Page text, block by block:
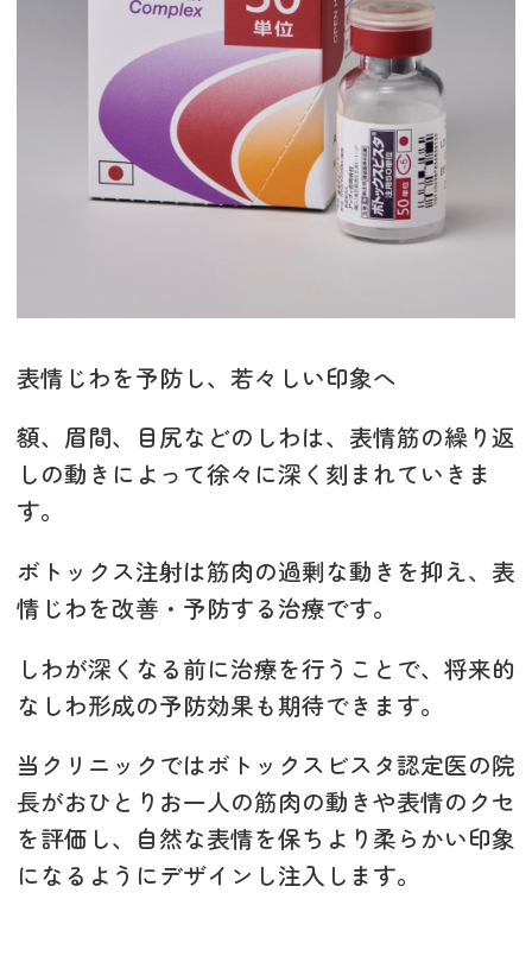
表情じわを予防し、若々しい印象へ
額、眉間、目尻などのしわは、表情筋の繰り返
しの動きによって徐々に深く刻まれていきま
す。
ボトックス注射は筋肉の過剰な動きを抑え、表
情じわを改善・予防する治療です。
しわが深くなる前に治療を行うことで、将来的
なしわ形成の予防効果も期待できます。
当クリニックではボトックスビスタ認定医の院
長がおひとりお一人の筋肉の動きや表情のクセ
を評価し、自然な表情を保ちより柔らかい印象
になるようにデザインし注入します。